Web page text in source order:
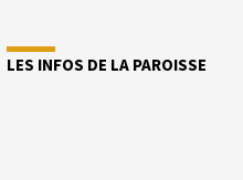
LES INFOS DE LA PAROISSE